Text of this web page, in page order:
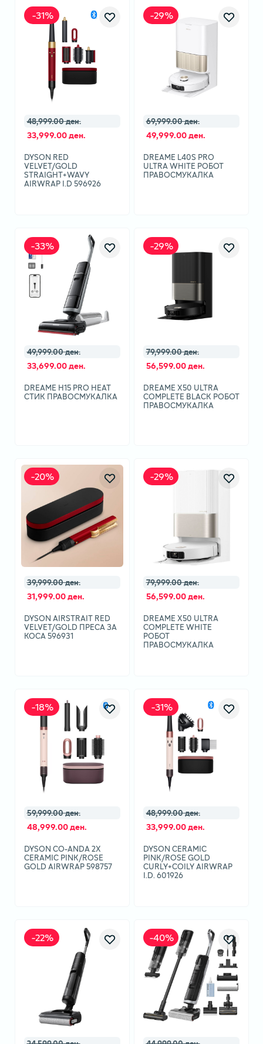
-31%
48,999.00 ден.
33,999.00 ден.
DYSON RED
VELVET/GOLD
STRAIGHT+WAVY
AIRWRAP I.D 596926
-29%
69,999.00 ден.
49,999.00 ден.
DREAME L40S PRO
ULTRA WHITE РОБОТ
ПРАВОСМУКАЛКА
-33%
49,999.00 ден.
33,699.00 ден.
DREAME H15 PRO HEAT
СТИК ПРАВОСМУКАЛКА
-29%
79,999.00 ден.
56,599.00 ден.
DREAME X50 ULTRA
COMPLETE BLACK РОБОТ
ПРАВОСМУКАЛКА
-20%
39,999.00 ден.
31,999.00 ден.
DYSON AIRSTRAIT RED
VELVET/GOLD ПРЕСА ЗА
КОСА 596931
-29%
79,999.00 ден.
56,599.00 ден.
DREAME X50 ULTRA
COMPLETE WHITE
РОБОТ
ПРАВОСМУКАЛКА
-18%
59,999.00 ден.
48,999.00 ден.
DYSON CO-ANDA 2X
CERAMIC PINK/ROSE
GOLD AIRWRAP 598757
-31%
48,999.00 ден.
33,999.00 ден.
DYSON CERAMIC
PINK/ROSE GOLD
CURLY+COILY AIRWRAP
I.D. 601926
-22% -40%